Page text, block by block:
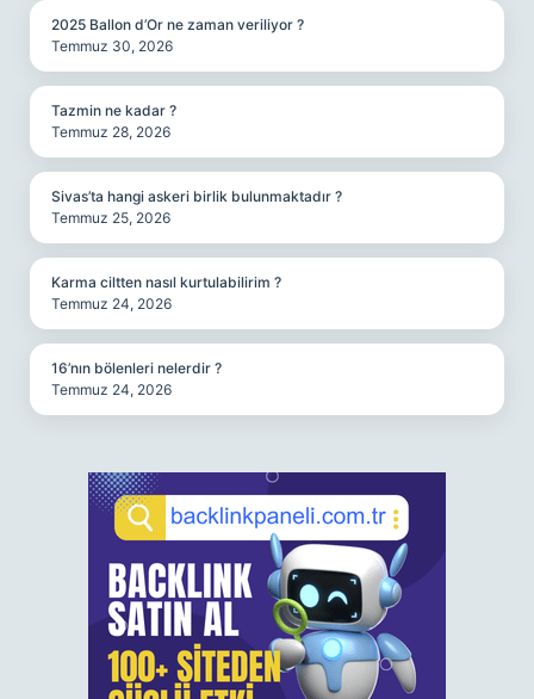
2025 Ballon d’Or ne zaman veriliyor ?
Temmuz 30, 2026
Tazmin ne kadar ?
Temmuz 28, 2026
Sivas’ta hangi askeri birlik bulunmaktadır ?
Temmuz 25, 2026
Karma ciltten nasıl kurtulabilirim ?
Temmuz 24, 2026
16’nın bölenleri nelerdir ?
Temmuz 24, 2026